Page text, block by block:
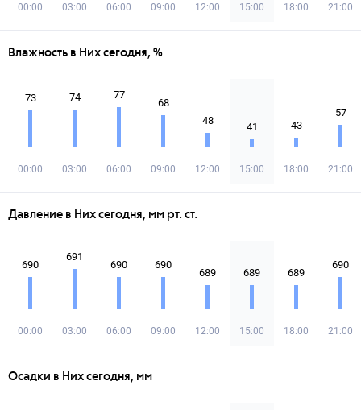
00:00 03:00 06:00 09:00 12:00 15:00 18:00 21:00
Влажность в Них сегодня, %
73
00:00
74
03:00
77
06:00
68
09:00
48
12:00
41
15:00
43
18:00
57
21:00
Давление в Них сегодня, мм рт. ст.
690
00:00
691
03:00
690
06:00
690
09:00
689
12:00
689
15:00
689
18:00
690
21:00
Осадки в Них сегодня, мм